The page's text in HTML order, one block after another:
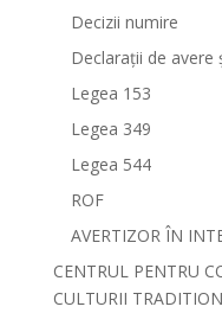
Decizii numire
Declarații de avere
Legea 153
Legea 349
Legea 544
ROF
AVERTIZOR ÎN
CENTRUL PENTRU
CULTURII